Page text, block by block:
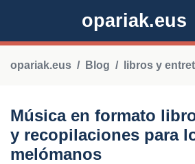
opariak.eus
opariak.eus Blog libros y
Música en formato
y recopilaciones para
melómanos